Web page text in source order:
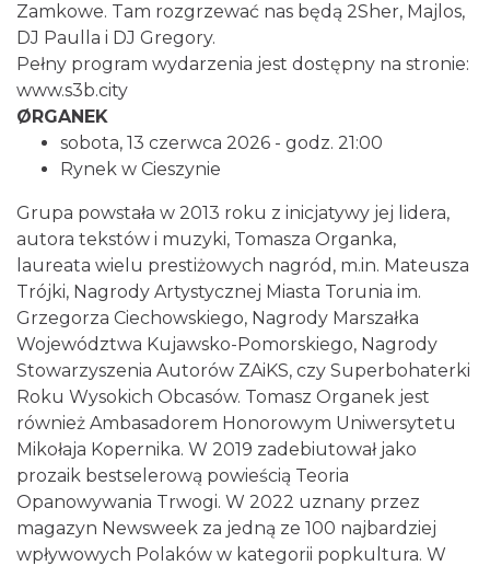
Cieszyn
0.00 km
Cieszyn
2026-08-09
0.05 km
Cieszyn
2026-08-16
0.05 km
Zamkowe. Tam rozgrzewać nas będą 2Sher, Majlos,
DJ Paulla i DJ Gregory.
Pełny program wydarzenia jest dostępny na stronie:
www.s3b.city
ØRGANEK
sobota, 13 czerwca 2026 - godz. 21:00
Rynek w Cieszynie
Grupa powstała w 2013 roku z inicjatywy jej lidera,
autora tekstów i muzyki, Tomasza Organka,
laureata wielu prestiżowych nagród, m.in. Mateusza
Trójki, Nagrody Artystycznej Miasta Torunia im.
Grzegorza Ciechowskiego, Nagrody Marszałka
Województwa Kujawsko-Pomorskiego, Nagrody
Stowarzyszenia Autorów ZAiKS, czy Superbohaterki
Roku Wysokich Obcasów. Tomasz Organek jest
również Ambasadorem Honorowym Uniwersytetu
Mikołaja Kopernika. W 2019 zadebiutował jako
prozaik bestselerową powieścią Teoria
Opanowywania Trwogi. W 2022 uznany przez
magazyn Newsweek za jedną ze 100 najbardziej
wpływowych Polaków w kategorii popkultura. W